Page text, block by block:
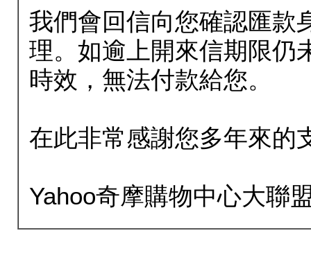
我們會回信向您確認匯款
理。如逾上開來信期限仍
時效，無法付款給您。
在此非常感謝您多年來的
Yahoo奇摩購物中心大